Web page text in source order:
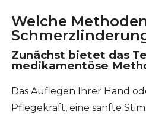
Welche
Zunächst bietet das
medikamentöse
Das Auflegen Ihrer Hand
Pflegekraft, eine sanfte